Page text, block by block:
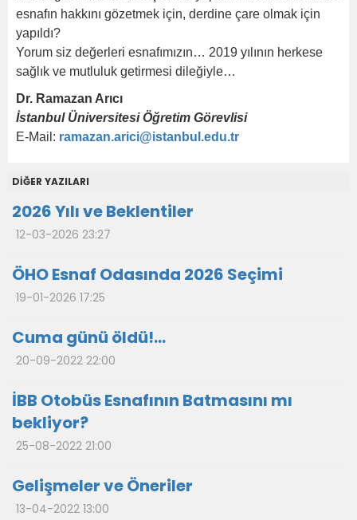
esnafın hakkını gözetmek için, derdine çare olmak için
yapıldı?
Yorum siz değerleri esnafımızın… 2019 yılının herkese
sağlık ve mutluluk getirmesi dileğiyle…
Dr. Ramazan Arıcı
İstanbul Üniversitesi Öğretim Görevlisi
E-Mail: ramazan.arici@istanbul.edu.tr
DİĞER YAZILARI
2026 Yılı ve Beklentiler
12-03-2026 23:27
ÖHO Esnaf Odasında 2026 Seçimi
19-01-2026 17:25
Cuma günü öldü!...
20-09-2022 22:00
İBB Otobüs Esnafının Batmasını mı
bekliyor?
25-08-2022 21:00
Gelişmeler ve Öneriler
13-04-2022 13:00